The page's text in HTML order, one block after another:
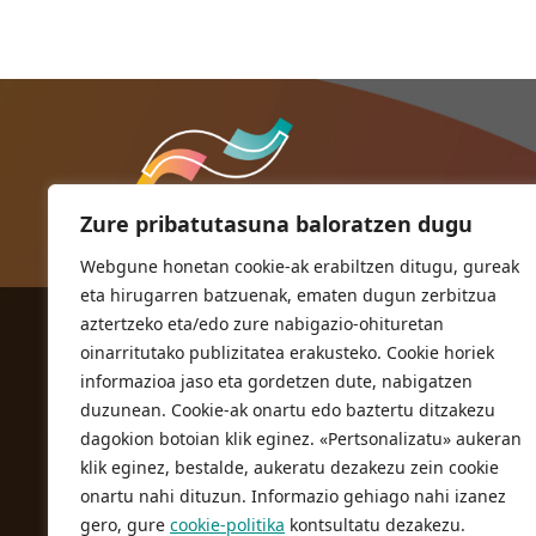
Zure pribatutasuna baloratzen dugu
Webgune honetan cookie-ak erabiltzen ditugu, gureak
eta hirugarren batzuenak, ematen dugun zerbitzua
aztertzeko eta/edo zure nabigazio-ohituretan
oinarritutako publizitatea erakusteko. Cookie horiek
informazioa jaso eta gordetzen dute, nabigatzen
duzunean. Cookie-ak onartu edo baztertu ditzakezu
dagokion botoian klik eginez. «Pertsonalizatu» aukeran
klik eginez, bestalde, aukeratu dezakezu zein cookie
onartu nahi dituzun. Informazio gehiago nahi izanez
gero, gure cookie-politika kontsultatu dezakezu.
ORIOKO UDALA
Herriko plaza,1
20810 Orio (Gipuzkoa)
T. 943 83 03 46
bulegoak@orio.eus